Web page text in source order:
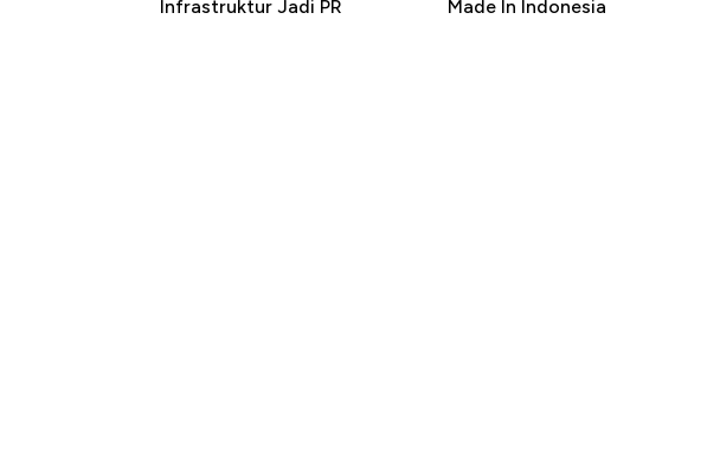
Infrastruktur Jadi PR
Made In Indonesia